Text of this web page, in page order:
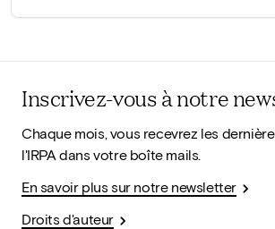
Inscrivez-vous à notre
Chaque mois, vous recevrez les
l'IRPA dans votre boîte mails.
En savoir plus sur notre newsletter
Droits d'auteur